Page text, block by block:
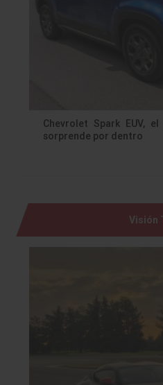
Chevrolet Spark EUV,
sorprende por dentro
Visión